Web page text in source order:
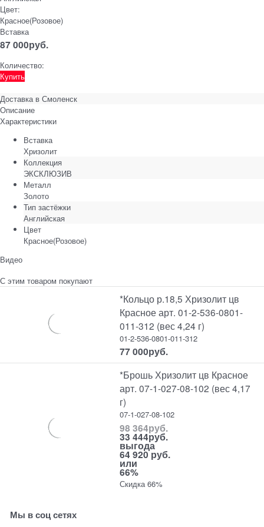
Цвет:
Красное(Розовое)
Вставка
87 000руб.
Количество:
Купить
Доставка в Смоленск
Описание
Характеристики
Вставка
Хризолит
Коллекция
ЭКСКЛЮЗИВ
Металл
Золото
Тип застёжки
Английская
Цвет
Красное(Розовое)
Видео
С этим товаром покупают
*Кольцо р.18,5 Хризолит цв
Красное арт. 01-2-536-0801-
011-312 (вес 4,24 г)
01-2-536-0801-011-312
77 000руб.
*Брошь Хризолит цв Красное
арт. 07-1-027-08-102 (вес 4,17
г)
07-1-027-08-102
98 364руб.
33 444руб.
выгода
64 920 руб.
или
66%
Скидка 66%
Мы в соц сетях